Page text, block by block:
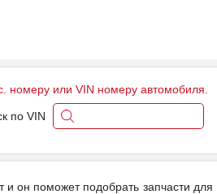
номеру или VIN номеру автомобиля.
по VIN
он поможет подобрать запчасти для